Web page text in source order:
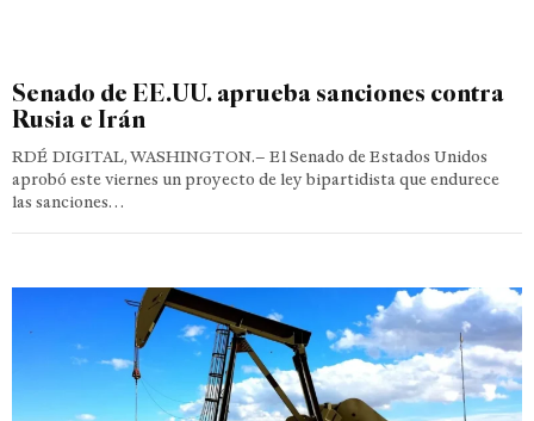
Senado de EE.UU. aprueba sanciones contra
Rusia e Irán
RDÉ DIGITAL, WASHINGTON.– El Senado de Estados Unidos
aprobó este viernes un proyecto de ley bipartidista que endurece
las sanciones…